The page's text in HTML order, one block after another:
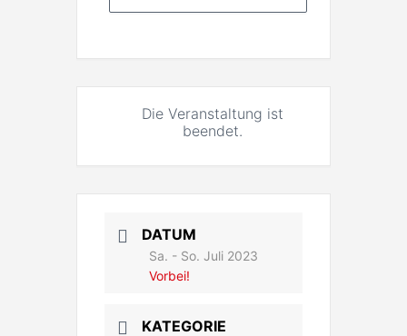
Die Veranstaltung ist
beendet.
DATUM
Sa. - So. Juli 2023
Vorbei!
KATEGORIE